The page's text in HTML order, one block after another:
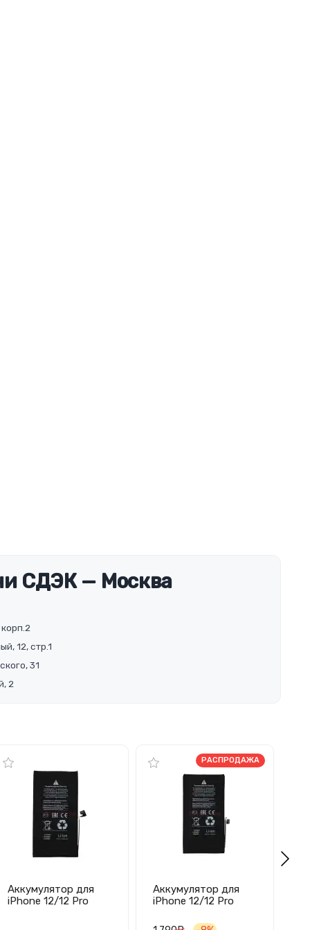
СДЭК — Москва
12, стр.1
31
2
Аккумулятор для
iPhone 12/12 Pro
Аккумулятор для
iPhone 12/12 Pro
mAh/без ошибки) -
РАСПРОДАЖА